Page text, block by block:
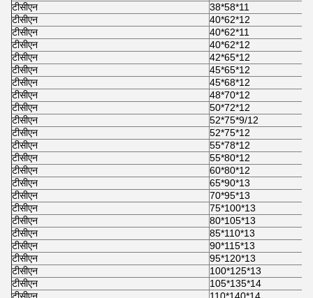
टीसीएन
38*58*11
टीसीएन
40*62*12
टीसीएन
40*62*11
टीसीएन
40*62*12
टीसीएन
42*65*12
टीसीएन
45*65*12
टीसीएन
45*68*12
टीसीएन
48*70*12
टीसीएन
50*72*12
टीसीएन
52*75*9/12
टीसीएन
52*75*12
टीसीएन
55*78*12
टीसीएन
55*80*12
टीसीएन
60*80*12
टीसीएन
65*90*13
टीसीएन
70*95*13
टीसीएन
75*100*13
टीसीएन
80*105*13
टीसीएन
85*110*13
टीसीएन
90*115*13
टीसीएन
95*120*13
टीसीएन
100*125*13
टीसीएन
105*135*14
टीसीएन
110*140*14